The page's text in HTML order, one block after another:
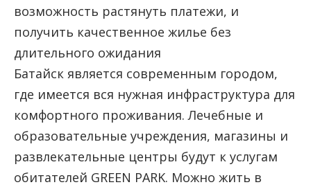
возможность растянуть платежи, и
получить качественное жилье без
длительного ожидания
Батайск является современным городом,
где имеется вся нужная инфраструктура для
комфортного проживания. Лечебные и
образовательные учреждения, магазины и
развлекательные центры будут к услугам
обитателей GREEN PARK. Можно жить в